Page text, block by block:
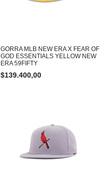
GORRA MLB NEW ERA X FEAR OF
GOD ESSENTIALS YELLOW NEW
ERA 59FIFTY
$139.400,00